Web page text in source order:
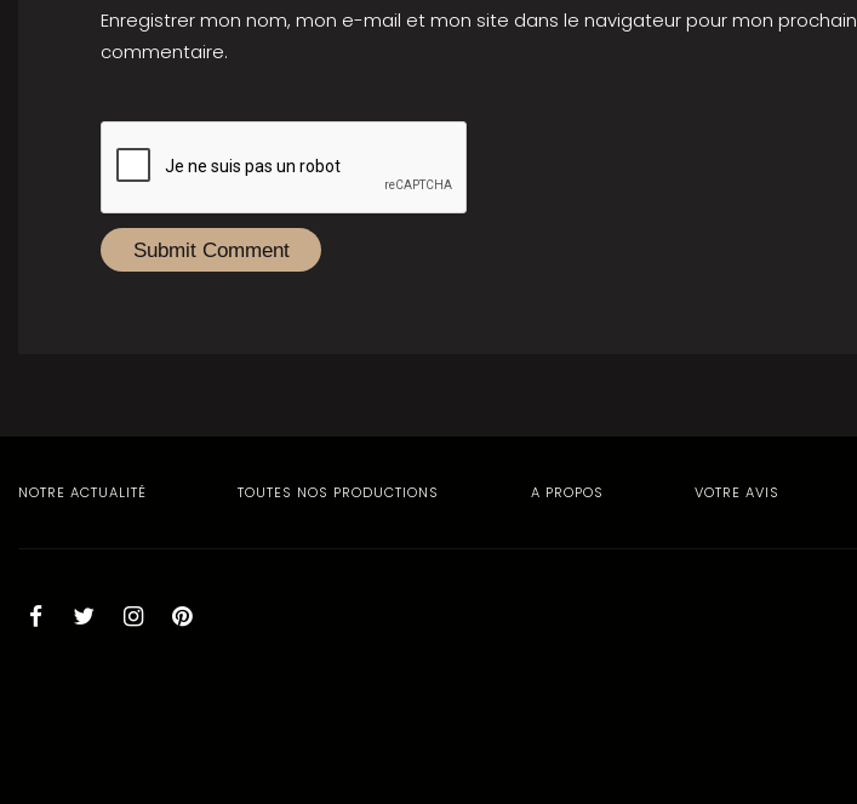
Enregistrer mon nom, mon e-mail et mon site dans le navigateur pour mon prochain
commentaire.
NOTRE ACTUALITÉ TOUTES NOS PRODUCTIONS A PROPOS VOTRE AVIS